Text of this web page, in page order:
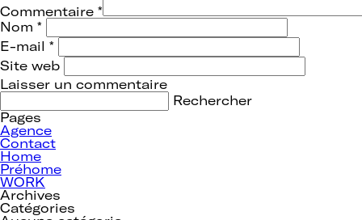
Commentaire *
Nom *
E-mail *
Site web
Rechercher :
Pages
Agence
Contact
Home
Préhome
WORK
Archives
Catégories